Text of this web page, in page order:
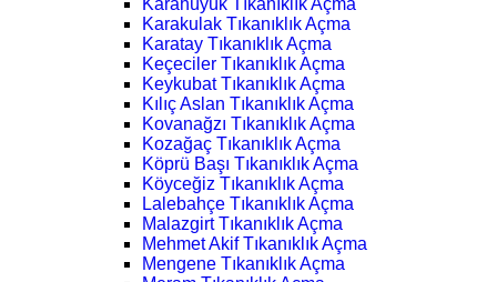
Karahüyük Tıkanıklık Açma
Karakulak Tıkanıklık Açma
Karatay Tıkanıklık Açma
Keçeciler Tıkanıklık Açma
Keykubat Tıkanıklık Açma
Kılıç Aslan Tıkanıklık Açma
Kovanağzı Tıkanıklık Açma
Kozağaç Tıkanıklık Açma
Köprü Başı Tıkanıklık Açma
Köyceğiz Tıkanıklık Açma
Lalebahçe Tıkanıklık Açma
Malazgirt Tıkanıklık Açma
Mehmet Akif Tıkanıklık Açma
Mengene Tıkanıklık Açma